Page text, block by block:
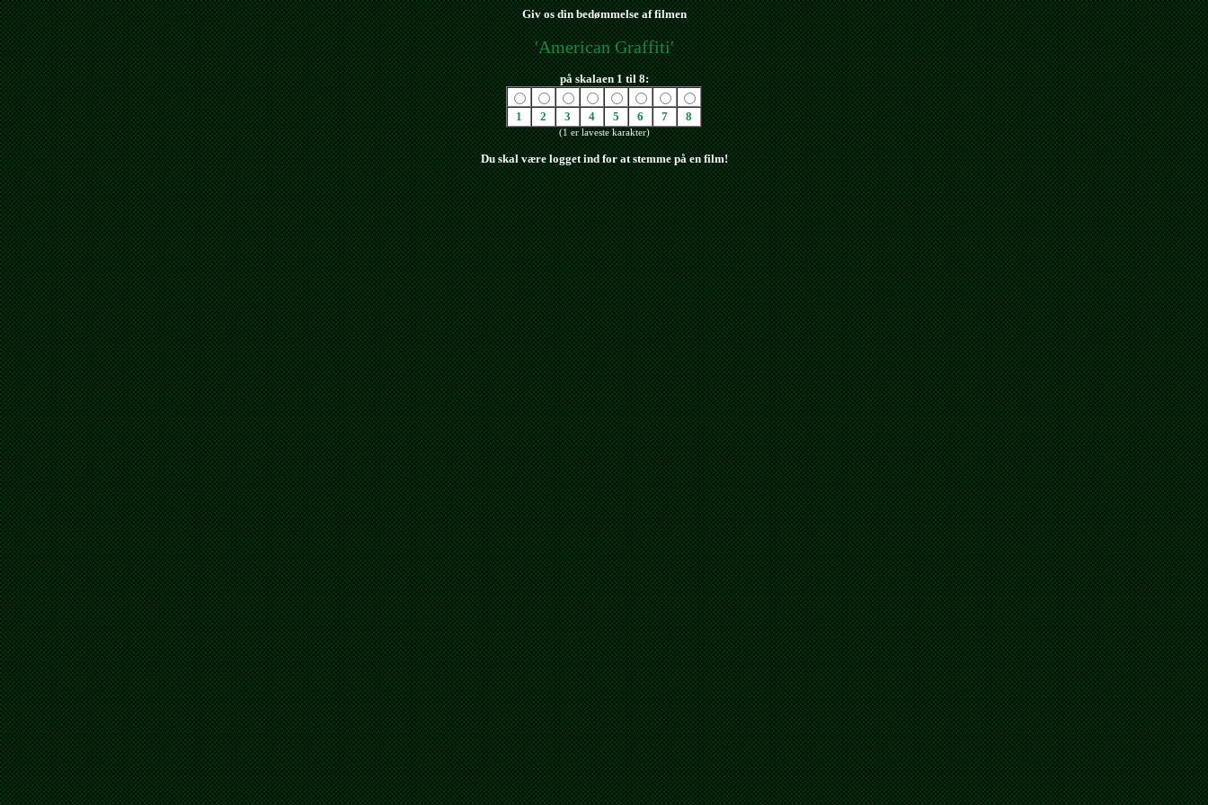
Giv os din bedømmelse af filmen
'American Graffiti'
på skalaen 1 til 8:
1 2 3 4 5 6 7 8
(1 er laveste karakter)
Du skal være logget ind for at stemme på en film!